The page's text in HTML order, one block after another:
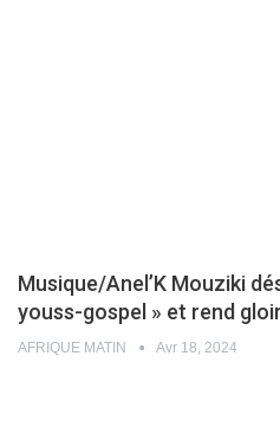
Musique/Anel’K Mouziki
youss-gospel » et rend
AFRIQUE MATIN Avr 18, 2024